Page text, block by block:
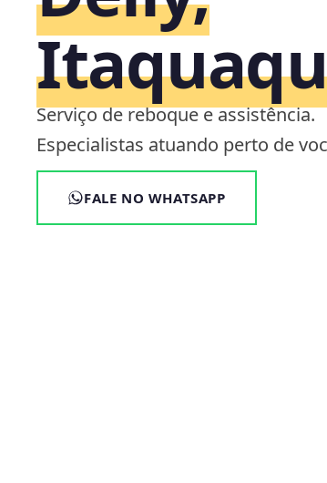
Serviço de reboque e assistência.
Especialistas atuando perto de
FALE NO WHATSAPP